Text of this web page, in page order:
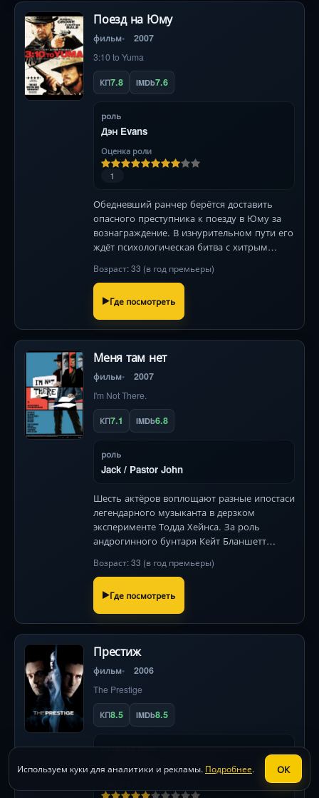
Поезд на Юму
фильм 2007
3:10 to Yuma
КП7.8 IMDb7.6
роль
Дэн Evans
Оценка роли
1
Обедневший ранчер берётся доставить
опасного преступника к поезду в Юму за
вознаграждение. В изнурительном пути его
ждёт психологическая битва с хитрым
Возраст: 33 (в год премьеры)
Где посмотреть
Меня там нет
фильм 2007
I'm Not There.
КП7.1 IMDb6.8
роль
Jack / Pastor John
Шесть актёров воплощают разные ипостаси
легендарного музыканта в дерзком
эксперименте Тодда Хейнса. За роль
андрогинного бунтаря Кейт Бланшетт
на «Оскар» .
Возраст: 33 (в год премьеры)
Где посмотреть
Престиж
фильм 2006
The Prestige
КП8.5 IMDb8.5
главная роль
Используем куки для аналитики и рекламы. Подробнее. ОК